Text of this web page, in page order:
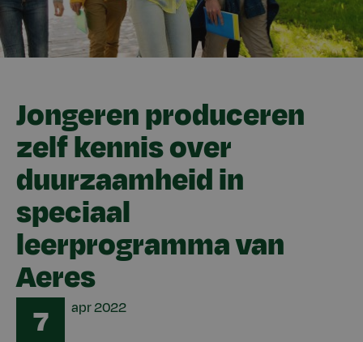
Jongeren produceren
zelf kennis over
duurzaamheid in
speciaal
leerprogramma van
Aeres
7 apr2022